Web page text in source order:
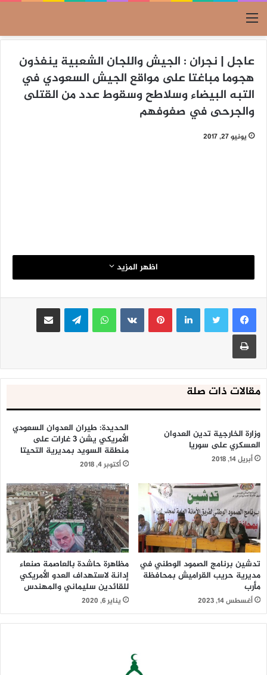
القائمة
عاجل | نجران : الجيش واللجان الشعبية ينفذون
هجوما مباغتا على مواقع الجيش السعودي في
التبه البيضاء وسلاطح وسقوط عدد من القتلى
والجرحى في صفوفهم
يونيو 27, 2017
اظهر المزيد
لينكدإنبينتيريست واتساب تيلقرام مشاركة عبر البريد
طباعة
مقالات ذات صلة
وزارة الخارجية تدين العدوان
العسكري على سوريا
أبريل 14, 2018
الحديدة: طيران العدوان السعودي
الأمريكي يشن 3 غارات على
منطقة السويد بمديرية التحيتا
أكتوبر 4, 2018
تدشين برنامج الصمود الوطني في
مديرية حريب القراميش بمحافظة
مأرب
أغسطس 14, 2023
مظاهرة حاشدة بالعاصمة صنعاء
إدانة لاستهداف العدو الأمريكي
للقائدين سليماني والمهندس
يناير 6, 2020